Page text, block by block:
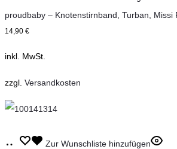
werden
wählen
Varianten
auf.
Optionen
proudbaby – Knotenstirnband, Turban, Missi
14,90 €
inkl. MwSt.
zzgl. Versandkosten
Ausführung
Dieses
Zur Wunschliste hinzufügen